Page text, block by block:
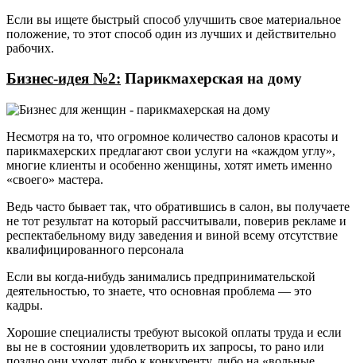
Если вы ищете быстрый способ улучшить свое материальное
положение, то этот способ один из лучших и действительно
рабочих.
Бизнес-идея №2: Парикмахерская на дому
Несмотря на то, что огромное количество салонов красоты и
парикмахерских предлагают свои услуги на «каждом углу»,
многие клиенты и особенно женщины, хотят иметь именно
«своего» мастера.
Ведь часто бывает так, что обратившись в салон, вы получаете
не тот результат на который рассчитывали, поверив рекламе и
респектабельному виду заведения и виной всему отсутствие
квалифицированного персонала
Если вы когда-нибудь занимались предпринимательской
деятельностью, то знаете, что основная проблема — это
кадры.
Хорошие специалисты требуют высокой оплаты труда и если
вы не в состоянии удовлетворить их запросы, то рано или